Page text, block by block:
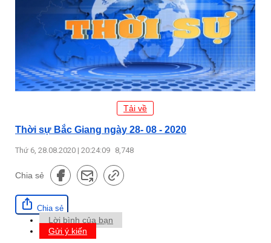
Tải về
Thời sự Bắc Giang ngày 28- 08 - 2020
Thứ 6, 28.08.2020 | 20:24:09 8,748
Chia sẻ
Chia sẻ
Lời bình của bạn
Gửi ý kiến